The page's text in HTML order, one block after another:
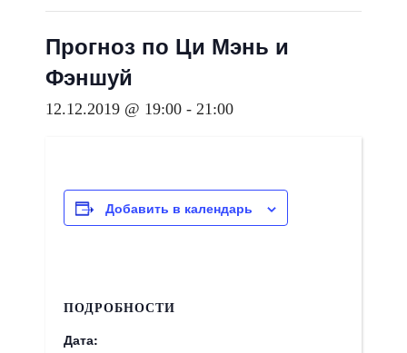
Прогноз по Ци Мэнь и
Фэншуй
12.12.2019 @ 19:00 - 21:00
Добавить в календарь
ПОДРОБНОСТИ
Дата: